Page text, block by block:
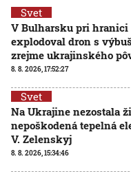
Svet
V Bulharsku pri hranici
explodoval dron s
zrejme ukrajinského
8. 8. 2026, 17:52:27
Svet
Na Ukrajine nezostala
nepoškodená tepelná
V. Zelenskyj
8. 8. 2026, 15:34:46